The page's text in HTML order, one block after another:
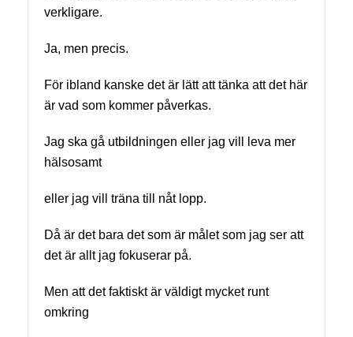
verkligare.
Ja, men precis.
För ibland kanske det är lätt att tänka att det här
är vad som kommer påverkas.
Jag ska gå utbildningen eller jag vill leva mer
hälsosamt
eller jag vill träna till nåt lopp.
Då är det bara det som är målet som jag ser att
det är allt jag fokuserar på.
Men att det faktiskt är väldigt mycket runt
omkring